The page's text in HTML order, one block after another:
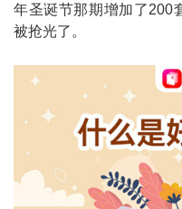
年圣诞节那期增加了200
被抢光了。